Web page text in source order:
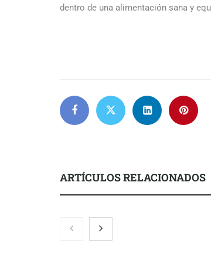
dentro de una alimentación sana y
ARTÍCULOS RELACIONADOS
Zoomex mejora su Strategy Center
con herramientas avanzadas para